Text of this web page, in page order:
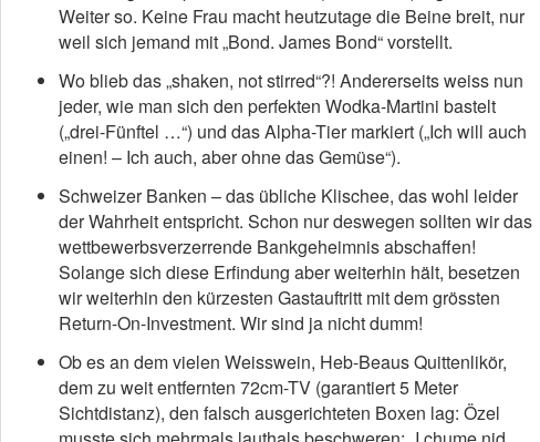
Weiter so. Keine Frau macht heutzutage die Beine breit, nur
weil sich jemand mit „Bond. James Bond“ vorstellt.
Wo blieb das „shaken, not stirred“?! Andererseits weiss nun
jeder, wie man sich den perfekten Wodka-Martini bastelt
(„drei-Fünftel …“) und das Alpha-Tier markiert („Ich will auch
einen! – Ich auch, aber ohne das Gemüse“).
Schweizer Banken – das übliche Klischee, das wohl leider
der Wahrheit entspricht. Schon nur deswegen sollten wir das
wettbewerbsverzerrende Bankgeheimnis abschaffen!
Solange sich diese Erfindung aber weiterhin hält, besetzen
wir weiterhin den kürzesten Gastauftritt mit dem grössten
Return-On-Investment. Wir sind ja nicht dumm!
Ob es an dem vielen Weisswein, Heb-Beaus Quittenlikör,
dem zu weit entfernten 72cm-TV (garantiert 5 Meter
Sichtdistanz), den falsch ausgerichteten Boxen lag: Özel